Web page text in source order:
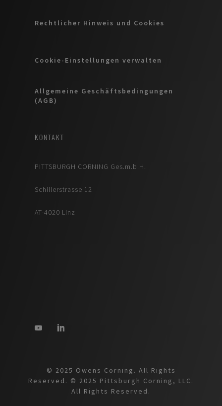
Rechtlicher Hinweis und Cookies
Cookie-Einstellungen verwalten
Allgemeine Geschäftsbedingungen
(AGB)
KONTAKT
PITTSBURGH CORNING Ges.m.b.H.
Schillerstrasse 12
AT-4020 Linz
© 2025 Owens Corning. All Rights
Reserved. © 2025 Pittsburgh Corning, LLC.
All Rights Reserved.